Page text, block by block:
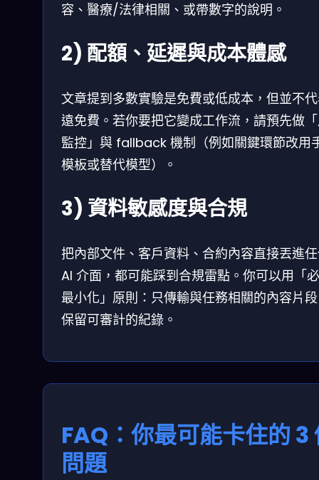
容、醫療/法律相關、或帶數字的說明。
2) 配額、延遲與成本體感
文章提到多數實驗是免費或低成本，但並不
遠免費。若你要把它變成工作流，請預先做
監控」與 fallback 機制（例如關鍵環節改用
模板或替代模型）。
3) 資料敏感度與合規
把內部文件、客戶資料、合約內容直接丟進
AI 介面，都可能踩到合規雷點。你可以用「
最小化」原則：只傳輸與任務相關的內容片
保留可審計的紀錄。
FAQ：你最可能卡住的 3
問題